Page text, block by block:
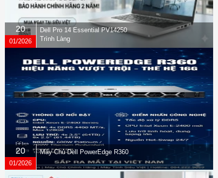
20
01/2026
Dell Pro 14 Essential PV14250
Trình Làng
20
01/2026
Máy Chủ Dell PowerEdge R360